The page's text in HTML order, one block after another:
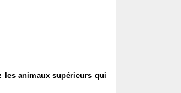
les animaux supérieurs qui